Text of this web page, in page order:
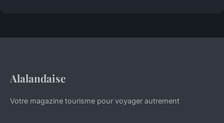
Alalandaise
Votre magazine tourisme pour voyager autrement